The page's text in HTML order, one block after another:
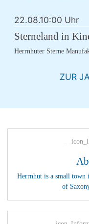
22.08.10:00 Uhr
Sterneland in
Herrnhuter Sterne
ZUR
Herrnhut is a small town
of